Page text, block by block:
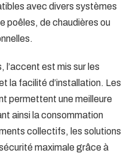
avec divers systèmes
poêles, de chaudières ou
l’accent est mis sur les
la facilité d’installation. Les
permettent une meilleure
ainsi la consommation
collectifs, les solutions
maximale grâce à